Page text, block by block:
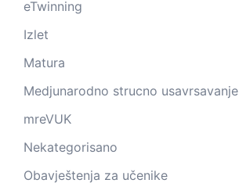
eTwinning
Izlet
Matura
Medjunarodno strucno usavrsavanje
mreVUK
Nekategorisano
Obavještenja za učenike